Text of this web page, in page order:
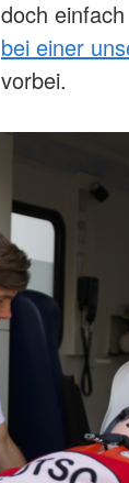
doch
bei einer
vorbei.